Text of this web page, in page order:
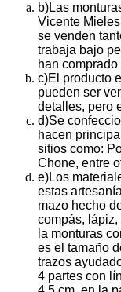
b)Las
Vicente
se venden
trabaja bajo
han
c)El producto
pueden ser
detalles, pero
d)Se
hacen
sitios como:
Chone, entre
e)Los
estas
mazo hecho
compás,
la monturas
es el tamaño
trazos
4 partes con